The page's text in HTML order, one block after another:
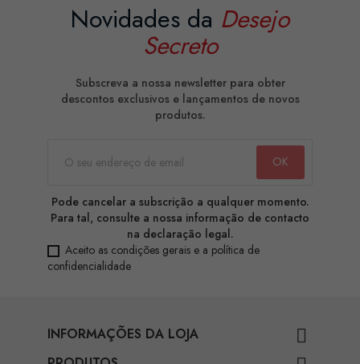
Novidades da Desejo
Secreto
Subscreva a nossa newsletter para obter
descontos exclusivos e lançamentos de novos
produtos.
Pode cancelar a subscrição a qualquer momento.
Para tal, consulte a nossa informação de contacto
na declaração legal.
Aceito as condições gerais e a política de
confidencialidade
INFORMAÇÕES DA LOJA 